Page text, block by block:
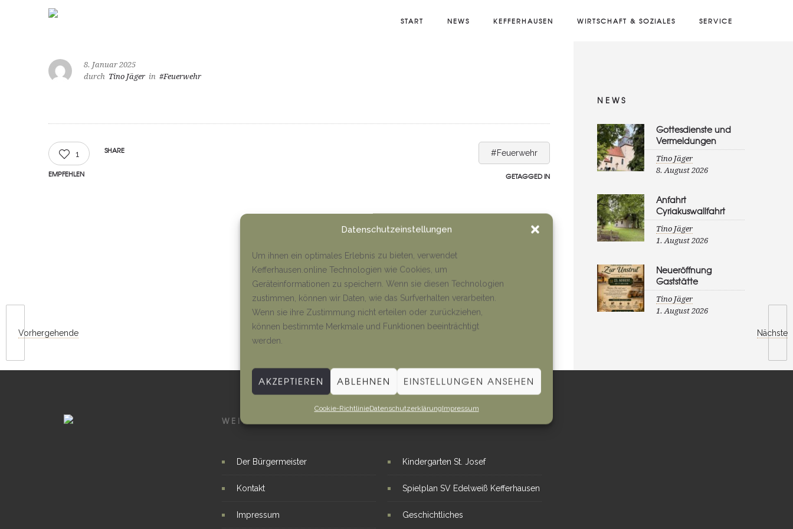
Datenschutzeinstellungen
Um ihnen ein optimales Erlebnis zu bieten, verwendet
Kefferhausen.online Technologien wie Cookies, um
Geräteinformationen zu speichern. Wenn sie diesen Technologien
zustimmen, können wir Daten, wie das Surfverhalten verarbeiten.
Wenn sie ihre Zustimmung nicht erteilen oder zurückziehen,
können bestimmte Merkmale und Funktionen beeinträchtigt
werden.
AKZEPTIEREN ABLEHNEN EINSTELLUNGEN ANSEHEN
Cookie-RichtlinieDatenschutzerklärungImpressum
START NEWS KEFFERHAUSEN WIRTSCHAFT & SOZIALES SERVICE
Vorhergehende Nächste
8. Januar 2025
durch Tino Jäger in #Feuerwehr
1
EMPFEHLEN
SHARE #Feuerwehr
GETAGGED IN
NEWS
Gottesdienste und
Vermeldungen
Tino Jäger
8. August 2026
Anfahrt
Cyriakuswallfahrt
Tino Jäger
1. August 2026
Neueröffnung
Gaststätte
Tino Jäger
1. August 2026
WEITERE LINKS
Der Bürgermeister
Kontakt
Impressum
Kindergarten St. Josef
Spielplan SV Edelweiß Kefferhausen
Geschichtliches